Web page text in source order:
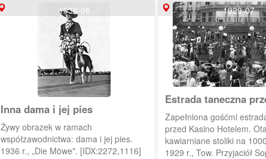
1936-06
Inna dama i jej pies
Żywy obrazek w ramach
współzawodnictwa: dama i jej pies.
1936 r., „Die Möwe". [IDX:2272,1116]
1929-07
Estrada taneczna
Hotelem
Zapełniona gośćmi
przed Kasino Hotelem.
kawiarniane stoliki na
1929 r., Tow. Przyjaciół